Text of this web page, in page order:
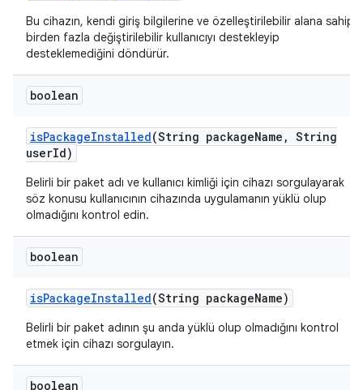
Bu cihazın, kendi giriş bilgilerine ve özelleştirilebilir alana sahip
birden fazla değiştirilebilir kullanıcıyı destekleyip
desteklemediğini döndürür.
boolean
isPackageInstalled(String packageName , String
userId)
Belirli bir paket adı ve kullanıcı kimliği için cihazı sorgulayarak
söz konusu kullanıcının cihazında uygulamanın yüklü olup
olmadığını kontrol edin.
boolean
isPackageInstalled(String packageName)
Belirli bir paket adının şu anda yüklü olup olmadığını kontrol
etmek için cihazı sorgulayın.
boolean